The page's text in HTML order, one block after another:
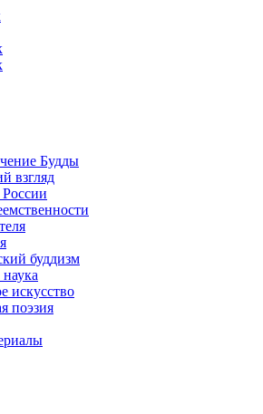
Будды
взгляд
буддизм
искусство
поэзия